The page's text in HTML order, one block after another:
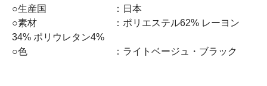
○生産国 ：日本
○素材 ：ポリエステル62% レーヨン
34% ポリウレタン4%
○色 ：ライトベージュ・ブラック